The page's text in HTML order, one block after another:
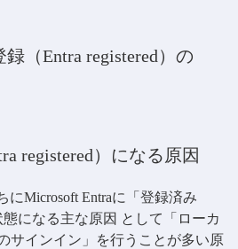
録（Entra registered）の
registered）になる原因
にMicrosoft Entraに「登録済み
態になる主な原因 として「ローカ
サインイン」を行うことが多い原